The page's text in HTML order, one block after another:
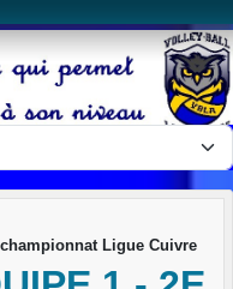
Ligue Cuivre